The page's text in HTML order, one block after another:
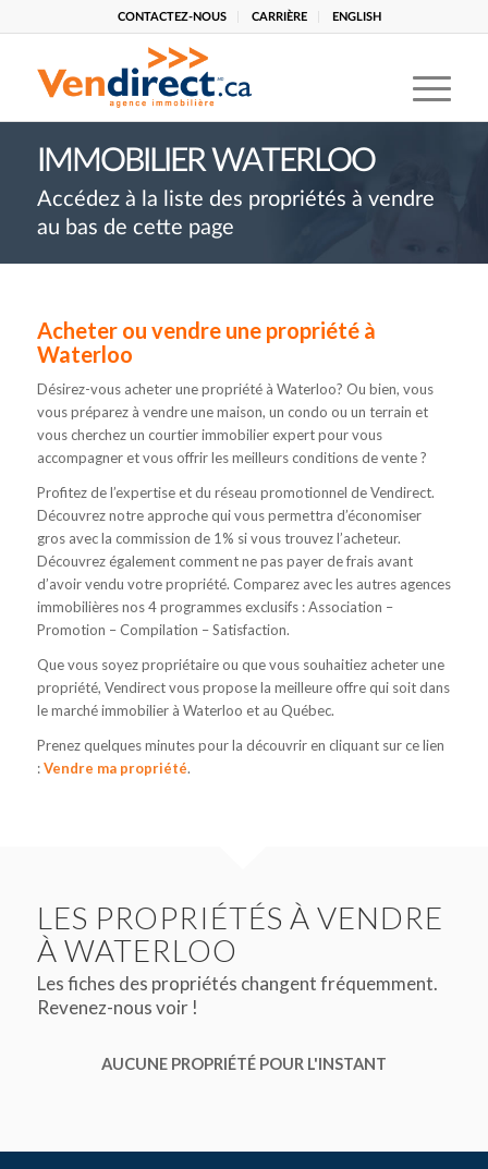
CONTACTEZ-NOUS CARRIÈRE ENGLISH
IMMOBILIER WATERLOO
Accédez à la liste des propriétés à vendre
au bas de cette page
Acheter ou vendre une propriété à
Waterloo
Désirez-vous acheter une propriété à Waterloo? Ou bien, vous
vous préparez à vendre une maison, un condo ou un terrain et
vous cherchez un courtier immobilier expert pour vous
accompagner et vous offrir les meilleurs conditions de vente ?
Profitez de l’expertise et du réseau promotionnel de Vendirect.
Découvrez notre approche qui vous permettra d’économiser
gros avec la commission de 1% si vous trouvez l’acheteur.
Découvrez également comment ne pas payer de frais avant
d’avoir vendu votre propriété. Comparez avec les autres agences
immobilières nos 4 programmes exclusifs : Association –
Promotion – Compilation – Satisfaction.
Que vous soyez propriétaire ou que vous souhaitiez acheter une
propriété, Vendirect vous propose la meilleure offre qui soit dans
le marché immobilier à Waterloo et au Québec.
Prenez quelques minutes pour la découvrir en cliquant sur ce lien
:Vendre ma propriété.
LES PROPRIÉTÉS À VENDRE
À WATERLOO
Les fiches des propriétés changent fréquemment.
Revenez-nous voir !
AUCUNE PROPRIÉTÉ POUR L'INSTANT